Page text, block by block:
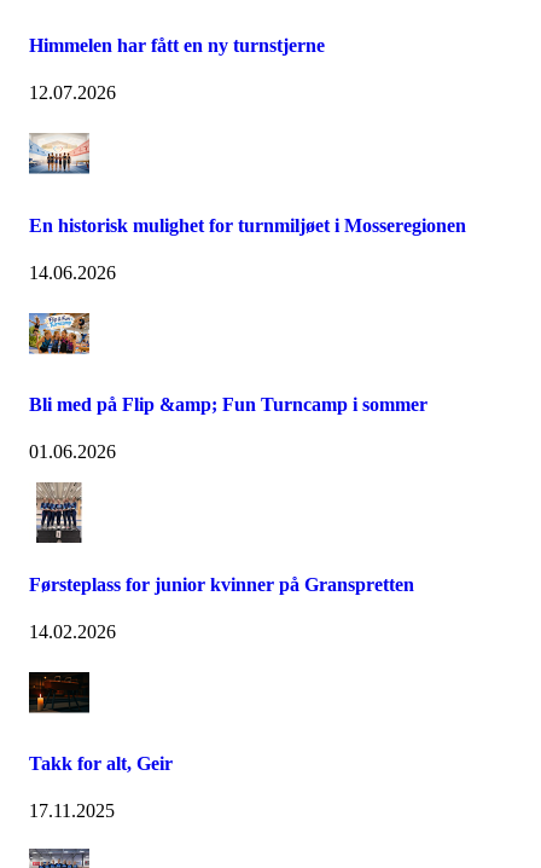
Himmelen har fått en ny turnstjerne
12.07.2026
En historisk mulighet for turnmiljøet i Mosseregionen
14.06.2026
Bli med på Flip &amp; Fun Turncamp i sommer
01.06.2026
Førsteplass for junior kvinner på Granspretten
14.02.2026
Takk for alt, Geir
17.11.2025